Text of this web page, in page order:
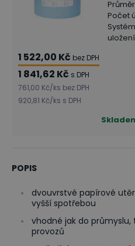
Počet
Systém
uložení
1 522,00 Kč bez DPH
1 841,62 Kč s DPH
761,00 Kč/ks bez DPH
920,81 Kč/ks s DPH
POPIS
dvouvrstvé papírové
vyšší spotřebou
vhodné jak do
provozů